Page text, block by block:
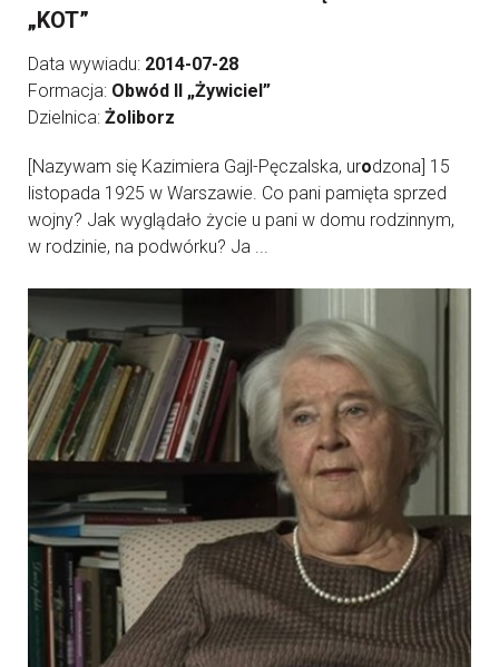
„KOT”
Data wywiadu: 2014-07-28
Formacja: Obwód II „Żywiciel”
Dzielnica: Żoliborz
[Nazywam się Kazimiera Gajl-Pęczalska, urodzona] 15
listopada 1925 w Warszawie. Co pani pamięta sprzed
wojny? Jak wyglądało życie u pani w domu rodzinnym,
w rodzinie, na podwórku? Ja ...